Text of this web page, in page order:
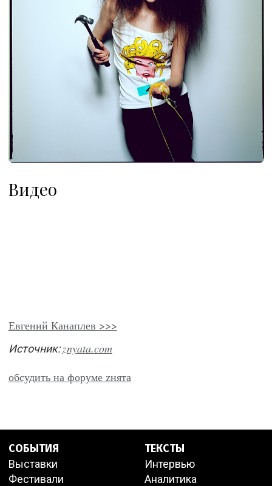
Видео
Евгений Канаплев >>>
Источник:znyata.com
обсудить на форуме zнята
СОБЫТИЯ
Выставки
Фестивали
ТЕКСТЫ
Интервью
Аналитика